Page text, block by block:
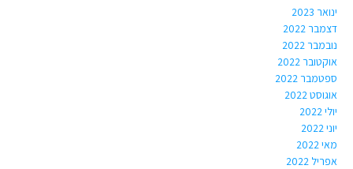
ינואר 2023
דצמבר 2022
נובמבר 2022
אוקטובר 2022
ספטמבר 2022
אוגוסט 2022
יולי 2022
יוני 2022
מאי 2022
אפריל 2022